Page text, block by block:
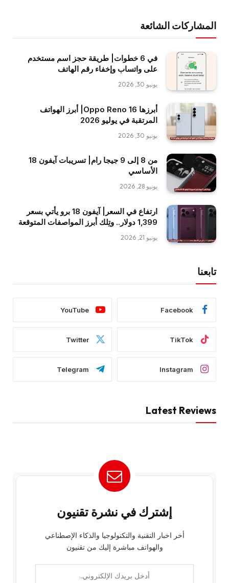
المشاركات الشائعة
في 6 خطوات| طريقة حجز اسم مستخدم
على واتساب وإخفاء رقم الهاتف
يونيو 30, 2026
أبرزها Oppo Reno 16| أبرز الهواتف
المرتقبة في يوليو 2026
يونيو 30, 2026
من 8 إلى 9 جيجا رام| تسريبات آيفون 18
الأساسي
يونيو 28, 2026
ارتفاع في السعر| آيفون 18 برو يأتي بسعر
1,399 دولار.. وتِلك أبرز المواصفات المتوقعة
يونيو 21, 2026
تابعنا
Facebook
YouTube
TikTok
Twitter
Instagram
Telegram
Latest Reviews
إشترك في نشرة تقنيون
أخر اخبار التقنية والتكنولوجيا والذكاء الإصطناعي
والهواتف مباشرة إليك من تقنيون